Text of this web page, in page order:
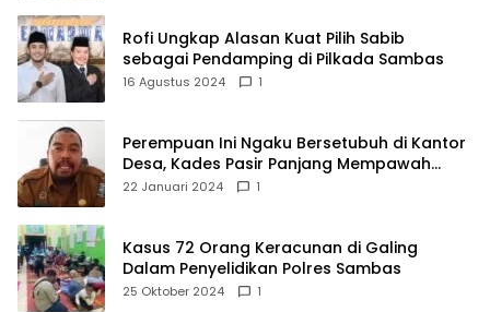
Rofi Ungkap Alasan Kuat Pilih Sabib
sebagai Pendamping di Pilkada Sambas
16 Agustus 2024 1
Perempuan Ini Ngaku Bersetubuh di Kantor
Desa, Kades Pasir Panjang Mempawah
Membantah: Silakan Buktikan!
22 Januari 2024 1
Kasus 72 Orang Keracunan di Galing
Dalam Penyelidikan Polres Sambas
25 Oktober 2024 1